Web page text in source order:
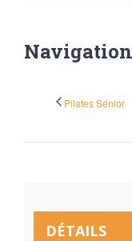
Pilates Sénior
DÉTAILS